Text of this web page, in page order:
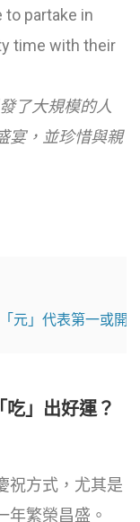
partake in
time with their
了大規模的人
宴，並珍惜與親
「元」代表第一
」出好運？
祝方式，尤其是
年繁榮昌盛。